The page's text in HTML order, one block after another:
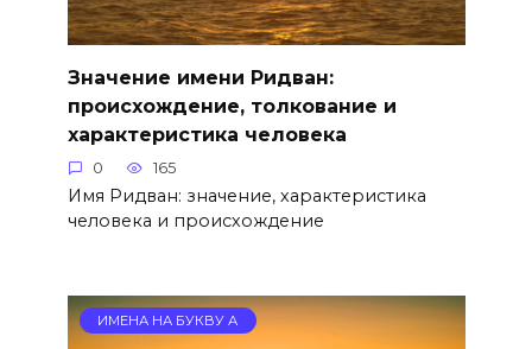
Значение имени Ридван:
происхождение, толкование и
характеристика человека
0 165
Имя Ридван: значение, характеристика
человека и происхождение
ИМЕНА НА БУКВУ А